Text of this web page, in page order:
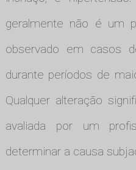
geralmente não é um
observado em casos
durante períodos de
Qualquer alteração
avaliada por um
determinar a causa